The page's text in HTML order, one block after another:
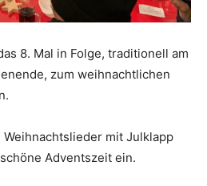
8. Mal in Folge, traditionell am
zum weihnachtlichen
mit Julklapp
Adventszeit ein.